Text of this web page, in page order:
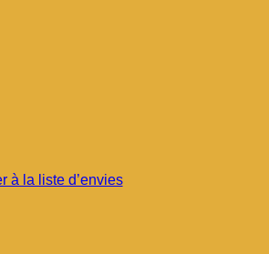
à la liste d’envies